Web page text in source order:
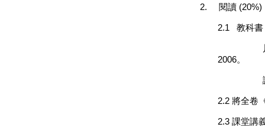
2. 閱讀 (20%)
2.1 教科書
2006。
謝慧
2.2 將全卷
2.3 課堂講